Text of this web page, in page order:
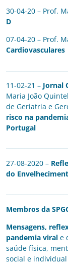
30-04-20 – Prof.
D
07-04-20 – Prof.
Cardiovasculares
11-02-21 – Jornal
Maria João
de Geriatria e
risco na
Portugal
27-08-2020 –
do
Membros da
Mensagens,
pandemia viral e
saúde física,
social e